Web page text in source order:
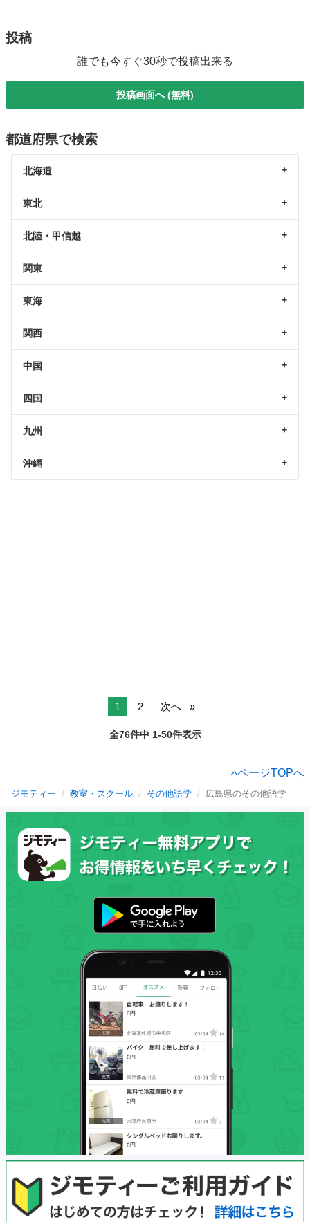
投稿
誰でも今すぐ30秒で投稿出来る
投稿画面へ (無料)
都道府県で検索
北海道
東北
北陸・甲信越
関東
東海
関西
中国
四国
九州
沖縄
1 2 次へ
全76件中 1-50件表示
ページTOPへ
ジモティー 教室・スクール その他語学 広島県のその他語学